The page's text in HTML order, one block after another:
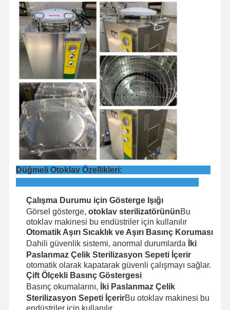
Evde Ürünler Videolar
Bizim
Hakkımızda
Fabrika Turu Kalite Kontrol Bize Ulaşın Haberler
Davalar
Yatay Otoklav Sterilizatörü
Dikey Otoklav Makinesi
Masaüstü Otoklav
Taşınabilir Otoklav Makinesi
Düşük Sıcaklık Plazma Sterilizatörü
Düğmeli Otoklav Özellikleri:
Çalışma Durumu için Gösterge Işığı
Görsel gösterge, otoklav sterilizatörününBu
otoklav makinesi bu endüstriler için kullanılır
Otomatik Aşırı Sıcaklık ve Aşırı Basınç Koruması
Dahili güvenlik sistemi, anormal durumlarda
İki
Paslanmaz Çelik Sterilizasyon Sepeti İçerir
otomatik olarak kapatarak güvenli çalışmayı sağlar.
Çift Ölçekli Basınç Göstergesi
Basınç okumalarını,
İki Paslanmaz Çelik
Sterilizasyon Sepeti İçerirBu otoklav makinesi bu
endüstriler için kullanılır